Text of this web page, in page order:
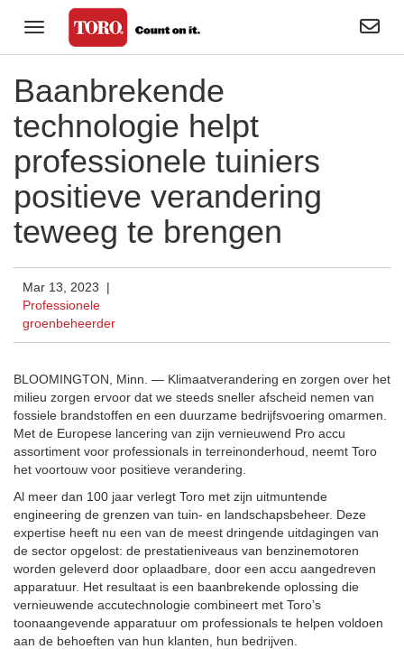
Professionele groenbeheerder
Terrein- en sportveldbeheer
Verhuur
Toro visuele bibliotheek
Navigatie in-/uitklappen
Baanbrekende
technologie helpt
professionele tuiniers
positieve verandering
teweeg te brengen
Mar 13, 2023 |
Professionele
groenbeheerder
BLOOMINGTON, Minn. — Klimaatverandering en zorgen over het
milieu zorgen ervoor dat we steeds sneller afscheid nemen van
fossiele brandstoffen en een duurzame bedrijfsvoering omarmen.
Met de Europese lancering van zijn vernieuwend Pro accu
assortiment voor professionals in terreinonderhoud, neemt Toro
het voortouw voor positieve verandering.
Al meer dan 100 jaar verlegt Toro met zijn uitmuntende
engineering de grenzen van tuin- en landschapsbeheer. Deze
expertise heeft nu een van de meest dringende uitdagingen van
de sector opgelost: de prestatieniveaus van benzinemotoren
worden geleverd door oplaadbare, door een accu aangedreven
apparatuur. Het resultaat is een baanbrekende oplossing die
vernieuwende accutechnologie combineert met Toro’s
toonaangevende apparatuur om professionals te helpen voldoen
aan de behoeften van hun klanten, hun bedrijven.